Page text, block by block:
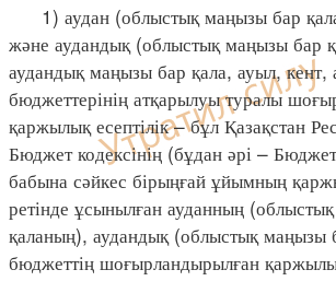
1) аудан (облыстық маңызы бар
және аудандық (облыстық маңызы бар
аудандық маңызы бар қала, ауыл, кент,
бюджеттерінің атқарылуы туралы
қаржылық есептілік – бұл Қазақстан
Бюджет кодексінің (бұдан әрі –
бабына сәйкес бірыңғай ұйымның
ретінде ұсынылған ауданның
қаланың), аудандық (облыстық маңызы
бюджеттің шоғырландырылған